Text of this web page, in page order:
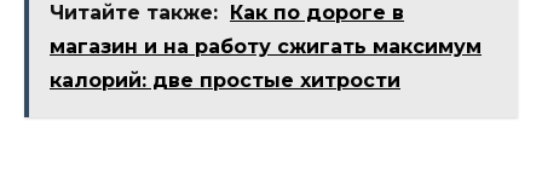
Читайте также:
Как по дороге в
магазин и на работу сжигать максимум
калорий: две простые хитрости